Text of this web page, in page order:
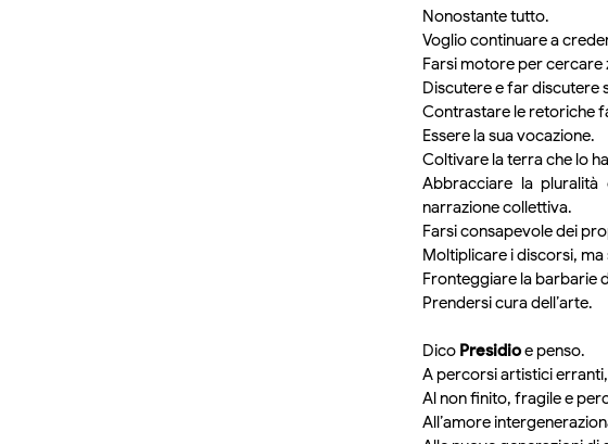
Nonostante tutto.
Voglio continuare a
Farsi motore per cercare
Discutere e far discutere
Contrastare le retoriche
Essere la sua vocazione.
Coltivare la terra che lo
Abbracciare la
narrazione collettiva.
Farsi consapevole dei
Moltiplicare i discorsi, ma
Fronteggiare la barbarie
Prendersi cura dell’arte.
Dico Presidioe penso.
A percorsi artistici
Al non finito, fragile e
All’amore